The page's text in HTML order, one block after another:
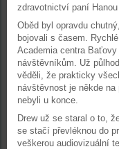
zdravotnictví paní
Oběd byl opravdu
bojovali s časem.
Academia centra
návštěvníkům. Už
věděli, že prakticky
návštěvnost je někde
nebyli u konce.
Drew už se staral o to,
se stačí převléknou do
veškerou audiovizuální